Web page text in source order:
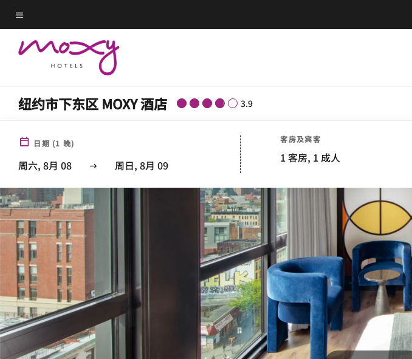
Skip
to
main
content
菜单文本
纽约市下东区 MOXY 酒店 3.9
日期 (1 晚)
周六, 8月 08 周日, 8月 09
客房及宾客
1 客房, 1 成人